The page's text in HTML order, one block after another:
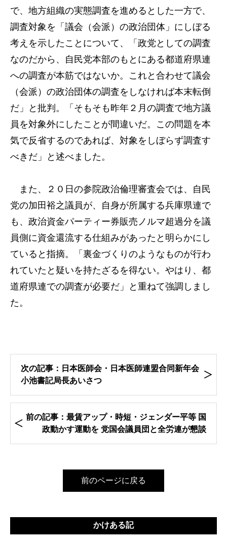
で、地方組織の実態調査を進めるとした一方で、
調査対象を「議会（会派）の政治団体」にしぼる
考えを示したことについて、「政党としての調査
なのだから、自民党本部のもとにある都道府県連
への調査が本筋ではないか。これと合わせて議会
（会派）の政治団体の調査をしなければ本末転倒
だ」と批判。「そもそも昨年２月の調査で地方議
員を対象外にしたことが間違いだ。この問題を本
気で反省するのであれば、対象をしぼらず調査す
べきだ」と述べました。
また、２０日の参院政治倫理審査会では、自民
党の加田裕之議員が、自身が所属する兵庫県連で
も、政治資金パーティー券販売ノルマ超過分を議
員側に資金還流する仕組みがあったと明らかにし
ていると指摘。「裏金づくりのようなものが行わ
れていたと疑いを持たざるを得ない。やはり、都
道府県連での調査が必要だ」と重ねて強調しまし
た。
次の記事：日本医師会・日本医師連盟合同新年会
小池書記局長あいさつ
前の記事：最賃アップ・時短・ジェンダー平等 国
政動かす運動を 党国会議員団と全労連が懇談
前のページに戻る
かけある記